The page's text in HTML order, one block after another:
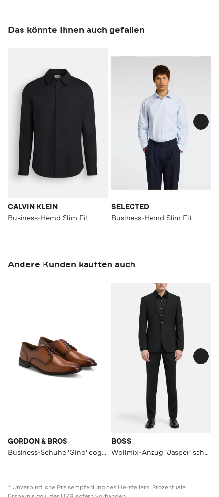
Das könnte Ihnen auch gefallen
CALVIN KLEIN
Business-Hemd Slim Fit
SELECTED
Business-Hemd Slim Fit
Andere Kunden kauften auch
GORDON & BROS
Business-Schuhe 'Gino' cognac
BOSS
Wollmix-Anzug 'Jasper' schwarz
* Unverbindliche Preisempfehlung des Herstellers. Prozentuale